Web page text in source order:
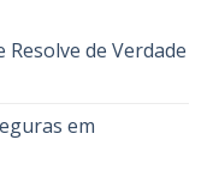
de Verdade
em